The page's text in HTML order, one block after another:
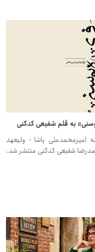
به قلم شفیعی کدکنی
امیرمحمدعلی‌ پاشا - ولیعهد
شفیعی کدکنی منتشر شد.